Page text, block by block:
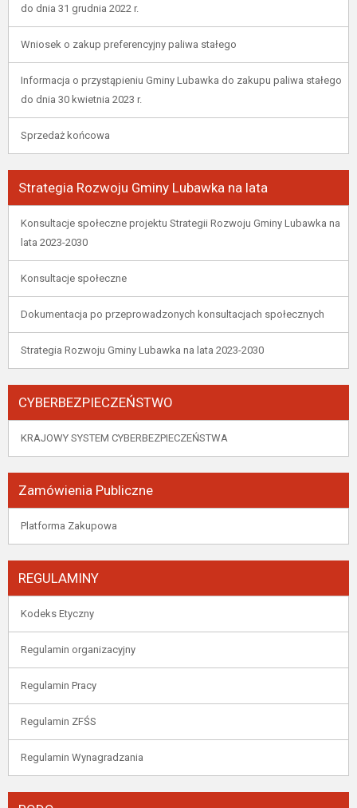
do dnia 31 grudnia 2022 r.
Wniosek o zakup preferencyjny paliwa stałego
Informacja o przystąpieniu Gminy Lubawka do zakupu paliwa stałego
do dnia 30 kwietnia 2023 r.
Sprzedaż końcowa
Strategia Rozwoju Gminy Lubawka na lata
Konsultacje społeczne projektu Strategii Rozwoju Gminy Lubawka na
lata 2023-2030
Konsultacje społeczne
Dokumentacja po przeprowadzonych konsultacjach społecznych
Strategia Rozwoju Gminy Lubawka na lata 2023-2030
CYBERBEZPIECZEŃSTWO
KRAJOWY SYSTEM CYBERBEZPIECZEŃSTWA
Zamówienia Publiczne
Platforma Zakupowa
REGULAMINY
Kodeks Etyczny
Regulamin organizacyjny
Regulamin Pracy
Regulamin ZFŚS
Regulamin Wynagradzania